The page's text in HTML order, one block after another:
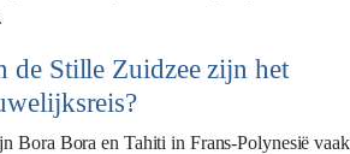
de Stille Zuidzee zijn het
Bora Bora en Tahiti in Frans-Polynesië vaak